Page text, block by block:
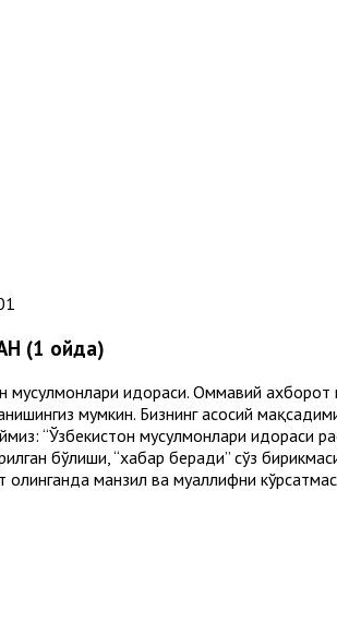
(1 ойда)
мусулмонлари идораси. Оммавий ахборот
мумкин. Бизнинг асосий
“Ўзбекистон мусулмонлари идораси
бўлиши, “хабар беради” сўз
олинганда манзил ва муаллифни